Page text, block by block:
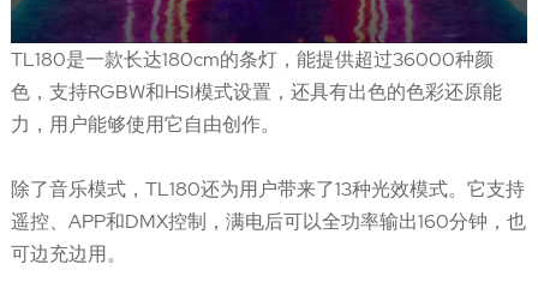
TL180是一款长达180cm的条灯，能提供超过36000种颜
色，支持RGBW和HSI模式设置，还具有出色的色彩还原能
力，用户能够使用它自由创作。
除了音乐模式，TL180还为用户带来了13种光效模式。它支持
遥控、APP和DMX控制，满电后可以全功率输出160分钟，也
可边充边用。